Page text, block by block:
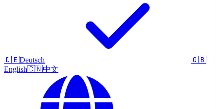
🇩🇪Deutsch
🇬🇧
English🇨🇳中文